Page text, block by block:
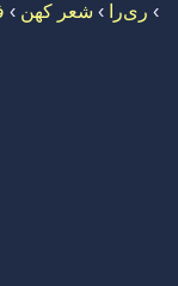
› ری‌را › شعر کهن ›